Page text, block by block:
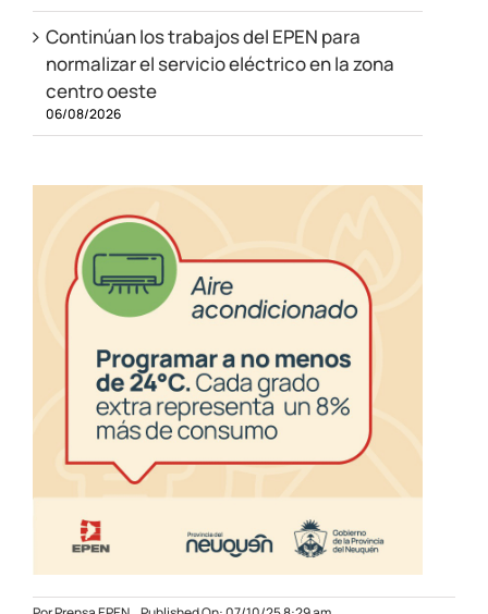
Continúan los trabajos del EPEN para
normalizar el servicio eléctrico en la zona
centro oeste
06/08/2026